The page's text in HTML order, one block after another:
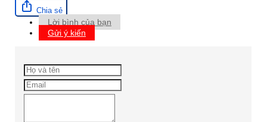
Chia sẻ
Lời bình của bạn
Gửi ý kiến